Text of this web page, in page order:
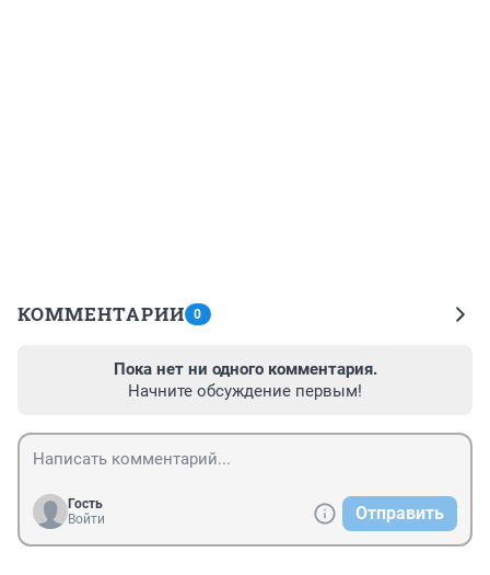
КОММЕНТАРИИ 0
Пока нет ни одного комментария.
Начните обсуждение первым!
Гость
Войти
Отправить